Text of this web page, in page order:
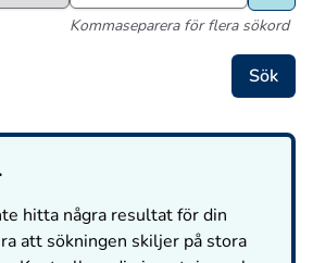
Kommaseparera för flera sökord
hitta några resultat för din
att sökningen skiljer på stora